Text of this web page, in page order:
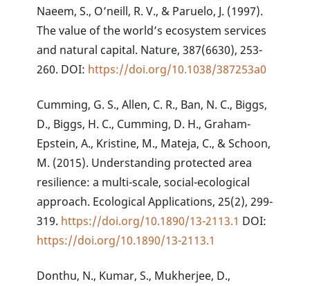
Naeem, S., O’neill, R. V., & Paruelo, J. (1997).
The value of the world’s ecosystem services
and natural capital. Nature, 387(6630), 253-
260. DOI: https://doi.org/10.1038/387253a0
Cumming, G. S., Allen, C. R., Ban, N. C., Biggs,
D., Biggs, H. C., Cumming, D. H., Graham-
Epstein, A., Kristine, M., Mateja, C., & Schoon,
M. (2015). Understanding protected area
resilience: a multi-scale, social-ecological
approach. Ecological Applications, 25(2), 299-
319. https://doi.org/10.1890/13-2113.1 DOI:
https://doi.org/10.1890/13-2113.1
Donthu, N., Kumar, S., Mukherjee, D.,